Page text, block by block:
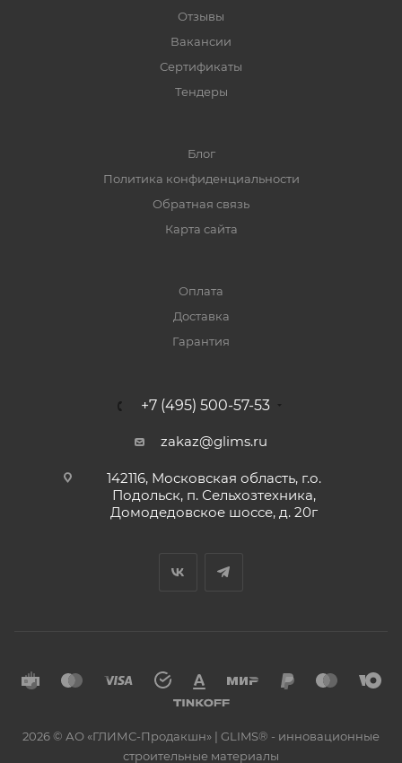
Отзывы
Вакансии
Сертификаты
Тендеры
Блог
Политика конфиденциальности
Обратная связь
Карта сайта
Оплата
Доставка
Гарантия
+7 (495) 500-57-53
zakaz@glims.ru
142116, Московская область, г.о.
Подольск, п. Сельхозтехника,
Домодедовское шоссе, д. 20г
2026 © АО «ГЛИМС-Продакшн» | GLIMS® - инновационные
строительные материалы